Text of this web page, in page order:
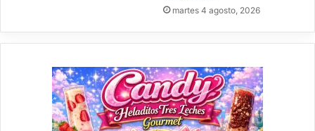
martes 4 agosto, 2026